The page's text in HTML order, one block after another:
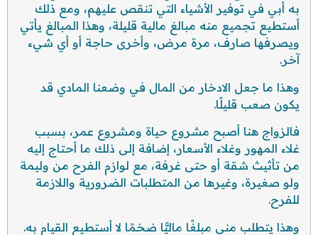
به أبي في توفير الأشياء التي تنقص عليهم، ومع ذلك
أستطيع تجميع منه مبالغ مالية قليلة، وهذا المبالغ يأتي
ويصرفها صارف، مرة مرض، وأخرى حاجة أو أي شيء
آخر.
وهذا ما جعل الادخار من المال في وضعنا المادي قد
يكون صعب قليلًا.
فالزواج هنا أصبح مشروع حياة ومشروع عمر، بسبب
غلاء المهور وغلاء الأسعار، إضافة إلى ذلك ما أحتاج إليه
من تأثيث شقة أو حتى غرفة، مع لوازم الفرح من وليمة
ولو صغيرة، وغيرها من المتطلبات الضرورية واللازمة
للفرح.
وهذا يتطلب مني مبلغًا ماليًّا ضخمًا لا أستطيع القيام به.